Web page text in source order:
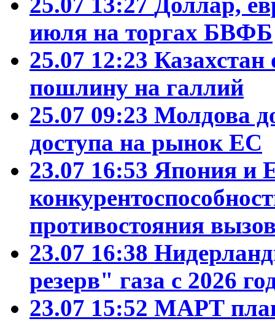
июля на торгах БВФБ
25.07 12:23 Казахстан
пошлину на галлий
25.07 09:23 Молдова
доступа на рынок ЕС
23.07 16:53 Япония и
противостояния
23.07 16:38
резерв" газа с 2026
23.07 15:52 МАРТ